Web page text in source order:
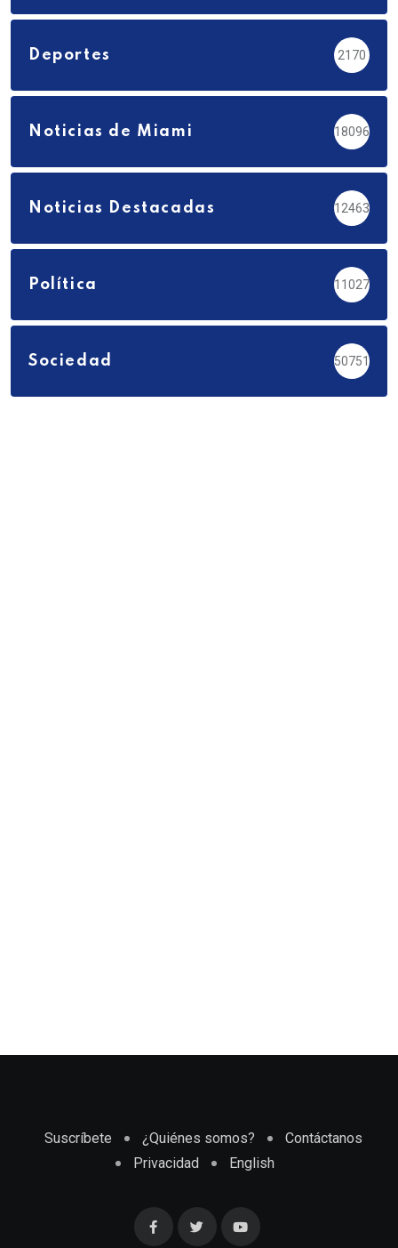
Deportes 2170
Noticias de Miami 18096
Noticias Destacadas 12463
Política 11027
Sociedad 50751
Suscríbete ¿Quiénes somos?
Contáctanos
Privacidad
English